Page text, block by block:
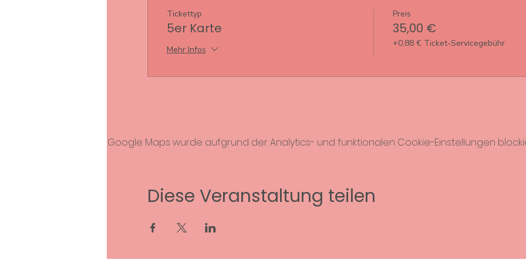
Tickettyp
5er Karte
Mehr Infos
Preis
35,00 €
+0,88 € Ticket-Servicegebühr
Google Maps wurde aufgrund der Analytics- und funktionalen Cookie-Einstellungen
Diese Veranstaltung teilen